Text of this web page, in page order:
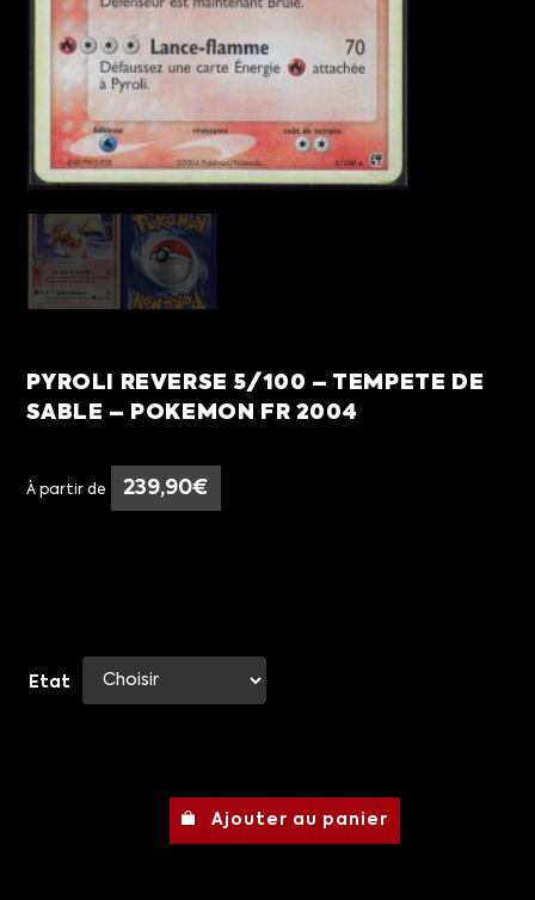
PYROLI REVERSE 5/100 – TEMPETE DE
SABLE – POKEMON FR 2004
À partir de 239,90€
Etat
Ajouter au panier